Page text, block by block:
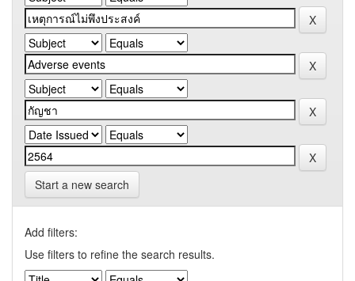
Start a new search
Add filters:
Use filters to refine the search results.